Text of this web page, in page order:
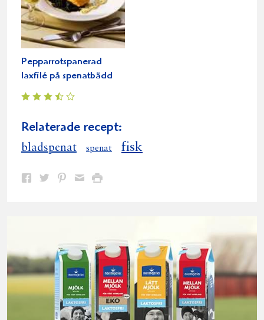
Pepparrotspanerad
laxfilé på spenatbädd
Relaterade recept:
bladspenat spenat fisk
Dela Dela Dela DelaSkriv